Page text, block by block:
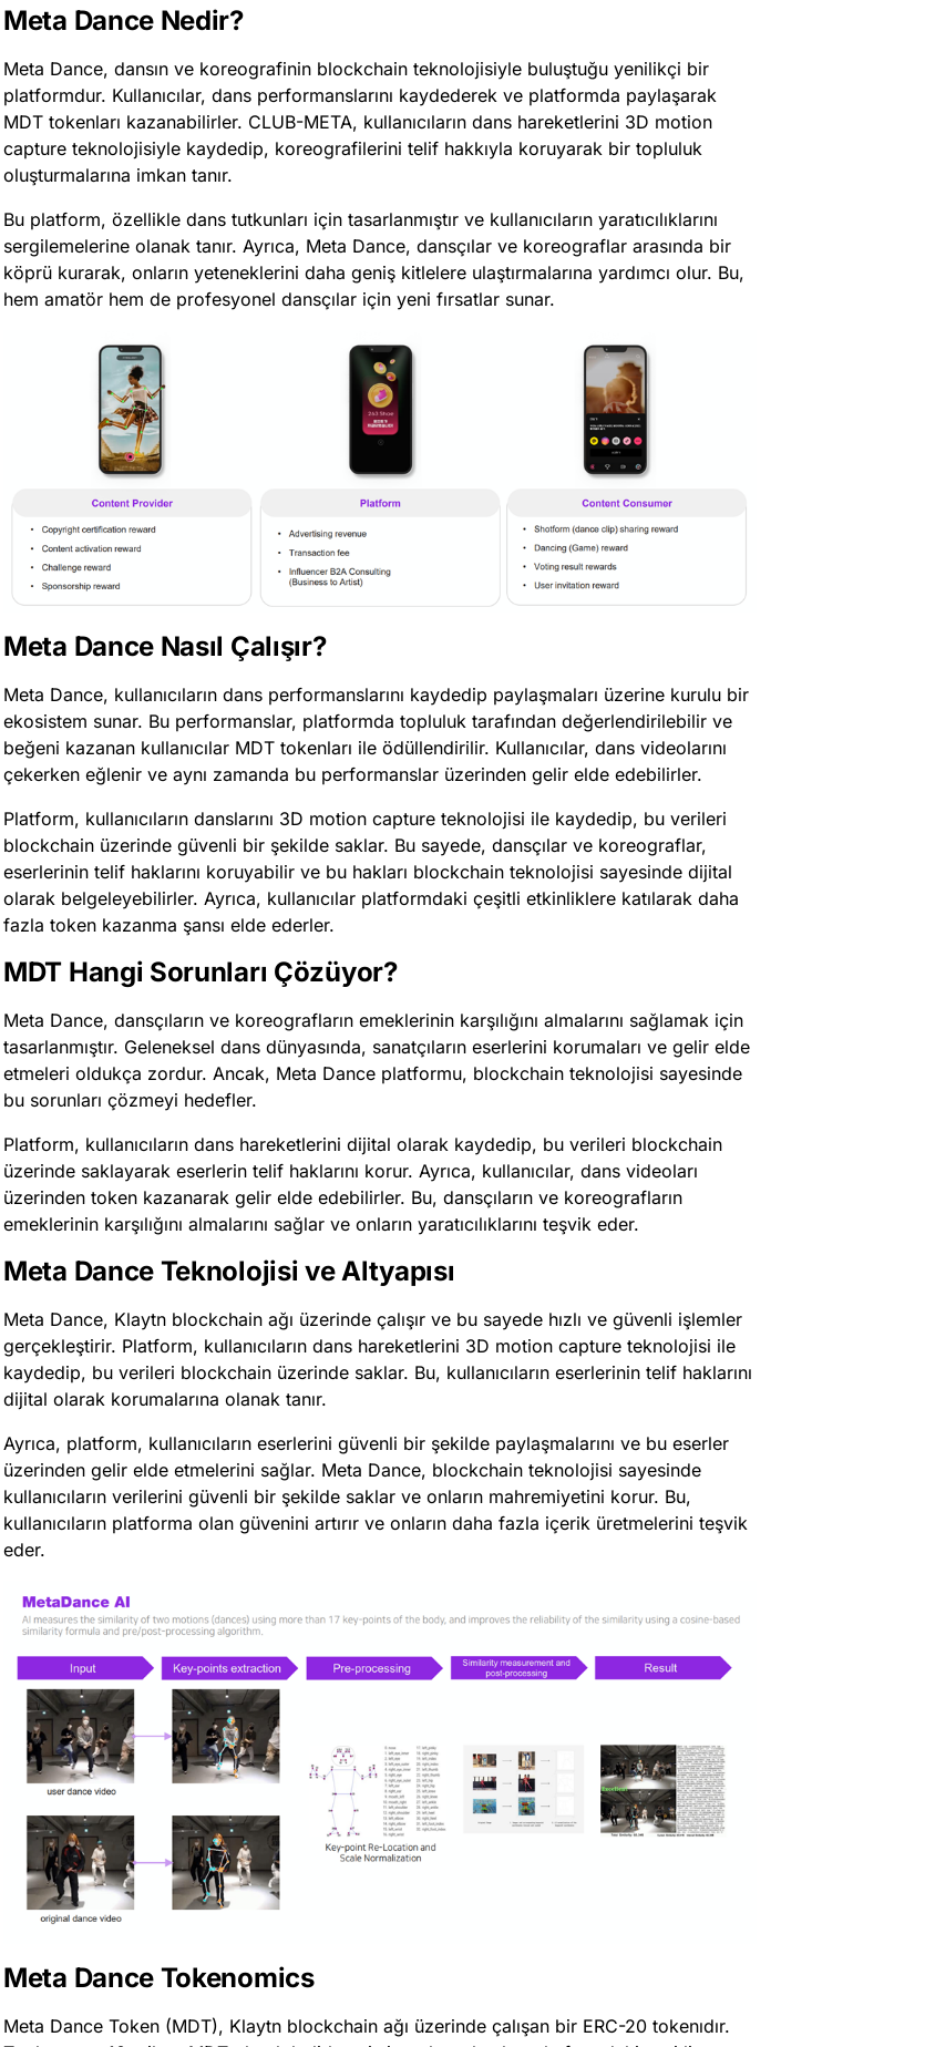
Meta Dance Nedir?
Meta Dance, dansın ve koreografinin blockchain teknolojisiyle buluştuğu yenilikçi bir
platformdur. Kullanıcılar, dans performanslarını kaydederek ve platformda paylaşarak
MDT tokenları kazanabilirler. CLUB-META, kullanıcıların dans hareketlerini 3D motion
capture teknolojisiyle kaydedip, koreografilerini telif hakkıyla koruyarak bir topluluk
oluşturmalarına imkan tanır.
Bu platform, özellikle dans tutkunları için tasarlanmıştır ve kullanıcıların yaratıcılıklarını
sergilemelerine olanak tanır. Ayrıca, Meta Dance, dansçılar ve koreograflar arasında bir
köprü kurarak, onların yeteneklerini daha geniş kitlelere ulaştırmalarına yardımcı olur. Bu,
hem amatör hem de profesyonel dansçılar için yeni fırsatlar sunar.
Meta Dance Nasıl Çalışır?
Meta Dance, kullanıcıların dans performanslarını kaydedip paylaşmaları üzerine kurulu bir
ekosistem sunar. Bu performanslar, platformda topluluk tarafından değerlendirilebilir ve
beğeni kazanan kullanıcılar MDT tokenları ile ödüllendirilir. Kullanıcılar, dans videolarını
çekerken eğlenir ve aynı zamanda bu performanslar üzerinden gelir elde edebilirler.
Platform, kullanıcıların danslarını 3D motion capture teknolojisi ile kaydedip, bu verileri
blockchain üzerinde güvenli bir şekilde saklar. Bu sayede, dansçılar ve koreograflar,
eserlerinin telif haklarını koruyabilir ve bu hakları blockchain teknolojisi sayesinde dijital
olarak belgeleyebilirler. Ayrıca, kullanıcılar platformdaki çeşitli etkinliklere katılarak daha
fazla token kazanma şansı elde ederler.
MDT Hangi Sorunları Çözüyor?
Meta Dance, dansçıların ve koreografların emeklerinin karşılığını almalarını sağlamak için
tasarlanmıştır. Geleneksel dans dünyasında, sanatçıların eserlerini korumaları ve gelir elde
etmeleri oldukça zordur. Ancak, Meta Dance platformu, blockchain teknolojisi sayesinde
bu sorunları çözmeyi hedefler.
Platform, kullanıcıların dans hareketlerini dijital olarak kaydedip, bu verileri blockchain
üzerinde saklayarak eserlerin telif haklarını korur. Ayrıca, kullanıcılar, dans videoları
üzerinden token kazanarak gelir elde edebilirler. Bu, dansçıların ve koreografların
emeklerinin karşılığını almalarını sağlar ve onların yaratıcılıklarını teşvik eder.
Meta Dance Teknolojisi ve Altyapısı
Meta Dance, Klaytn blockchain ağı üzerinde çalışır ve bu sayede hızlı ve güvenli işlemler
gerçekleştirir. Platform, kullanıcıların dans hareketlerini 3D motion capture teknolojisi ile
kaydedip, bu verileri blockchain üzerinde saklar. Bu, kullanıcıların eserlerinin telif haklarını
dijital olarak korumalarına olanak tanır.
Ayrıca, platform, kullanıcıların eserlerini güvenli bir şekilde paylaşmalarını ve bu eserler
üzerinden gelir elde etmelerini sağlar. Meta Dance, blockchain teknolojisi sayesinde
kullanıcıların verilerini güvenli bir şekilde saklar ve onların mahremiyetini korur. Bu,
kullanıcıların platforma olan güvenini artırır ve onların daha fazla içerik üretmelerini teşvik
eder.
Meta Dance Tokenomics
Meta Dance Token (MDT), Klaytn blockchain ağı üzerinde çalışan bir ERC-20 tokenıdır.